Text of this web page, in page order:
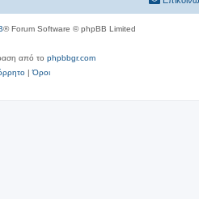
® Forum Software © phpBB Limited
από το phpbbgr.com
|Όροι